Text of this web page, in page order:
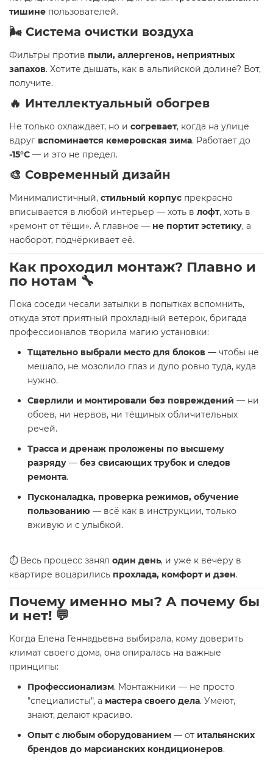
тишине пользователей.
🌬️ Система очистки воздуха
Фильтры против пыли, аллергенов, неприятных
запахов. Хотите дышать, как в альпийской долине? Вот,
получите.
🔥 Интеллектуальный обогрев
Не только охлаждает, но и согревает, когда на улице
вдруг вспоминается кемеровская зима. Работает до
-15°C — и это не предел.
🎨 Современный дизайн
Минималистичный, стильный корпус прекрасно
вписывается в любой интерьер — хоть в лофт, хоть в
«ремонт от тёщи». А главное — не портит эстетику, а
наоборот, подчёркивает её.
Как проходил монтаж? Плавно и
по нотам 🔧
Пока соседи чесали затылки в попытках вспомнить,
откуда этот приятный прохладный ветерок, бригада
профессионалов творила магию установки:
Тщательно выбрали место для блоков — чтобы не
мешало, не мозолило глаз и дуло ровно туда, куда
нужно.
Сверлили и монтировали без повреждений — ни
обоев, ни нервов, ни тёщиных обличительных
речей.
Трасса и дренаж проложены по высшему
разряду — без свисающих трубок и следов
ремонта.
Пусконаладка, проверка режимов, обучение
пользованию — всё как в инструкции, только
вживую и с улыбкой.
⏱️ Весь процесс занял один день, и уже к вечеру в
квартире воцарились прохлада, комфорт и дзен.
Почему именно мы? А почему бы
и нет! 💬
Когда Елена Геннадьевна выбирала, кому доверить
климат своего дома, она опиралась на важные
принципы:
Профессионализм. Монтажники — не просто
"специалисты", а мастера своего дела. Умеют,
знают, делают красиво.
Опыт с любым оборудованием — от итальянских
брендов до марсианских кондиционеров.